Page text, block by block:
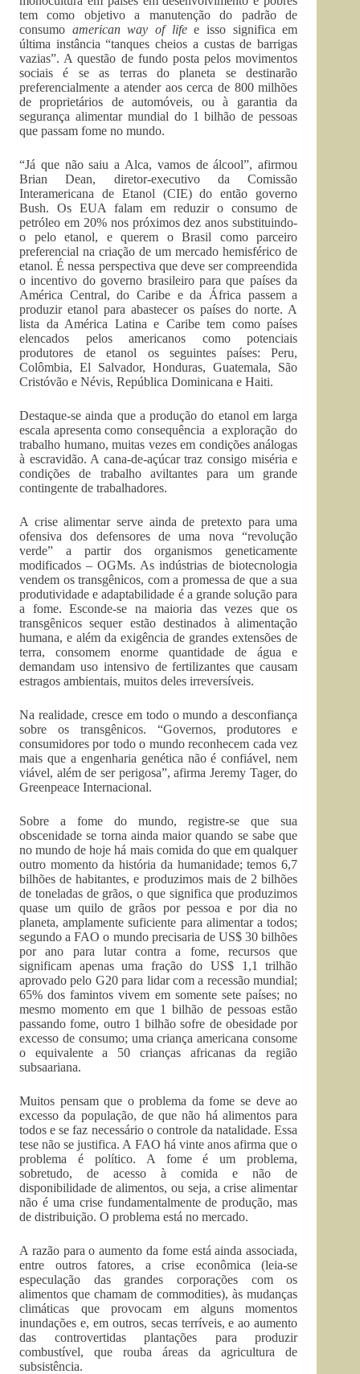
tem como objetivo a manutenção do padrão de
consumo american way of lifee isso significa em
última instância “tanques cheios a custas de barrigas
vazias”. A questão de fundo posta pelos movimentos
sociais é se as terras do planeta se destinarão
preferencialmente a atender aos cerca de 800 milhões
de proprietários de automóveis, ou à garantia da
segurança alimentar mundial do 1 bilhão de pessoas
que passam fome no mundo.
“Já que não saiu a Alca, vamos de álcool”, afirmou
Brian Dean, diretor-executivo da Comissão
Interamericana de Etanol (CIE) do então governo
Bush. Os EUA falam em reduzir o consumo de
petróleo em 20% nos próximos dez anos substituindo-
o pelo etanol, e querem o Brasil como parceiro
preferencial na criação de um mercado hemisférico de
etanol. É nessa perspectiva que deve ser compreendida
o incentivo do governo brasileiro para que países da
América Central, do Caribe e da África passem a
produzir etanol para abastecer os países do norte. A
lista da América Latina e Caribe tem como países
elencados pelos americanos como potenciais
produtores de etanol os seguintes países: Peru,
Colômbia, El Salvador, Honduras, Guatemala, São
Cristóvão e Névis, República Dominicana e Haiti.
Destaque-se ainda que a produção do etanol em larga
escala apresenta como consequência a exploração do
trabalho humano, muitas vezes em condições análogas
à escravidão. A cana-de-açúcar traz consigo miséria e
condições de trabalho aviltantes para um grande
contingente de trabalhadores.
A crise alimentar serve ainda de pretexto para uma
ofensiva dos defensores de uma nova “revolução
verde” a partir dos organismos geneticamente
modificados – OGMs. As indústrias de biotecnologia
vendem os transgênicos, com a promessa de que a sua
produtividade e adaptabilidade é a grande solução para
a fome. Esconde-se na maioria das vezes que os
transgênicos sequer estão destinados à alimentação
humana, e além da exigência de grandes extensões de
terra, consomem enorme quantidade de água e
demandam uso intensivo de fertilizantes que causam
estragos ambientais, muitos deles irreversíveis.
Na realidade, cresce em todo o mundo a desconfiança
sobre os transgênicos. “Governos, produtores e
consumidores por todo o mundo reconhecem cada vez
mais que a engenharia genética não é confiável, nem
viável, além de ser perigosa”, afirma Jeremy Tager, do
Greenpeace Internacional.
Sobre a fome do mundo, registre-se que sua
obscenidade se torna ainda maior quando se sabe que
no mundo de hoje há mais comida do que em qualquer
outro momento da história da humanidade; temos 6,7
bilhões de habitantes, e produzimos mais de 2 bilhões
de toneladas de grãos, o que significa que produzimos
quase um quilo de grãos por pessoa e por dia no
planeta, amplamente suficiente para alimentar a todos;
segundo a FAO o mundo precisaria de US$ 30 bilhões
por ano para lutar contra a fome, recursos que
significam apenas uma fração do US$ 1,1 trilhão
aprovado pelo G20 para lidar com a recessão mundial;
65% dos famintos vivem em somente sete países; no
mesmo momento em que 1 bilhão de pessoas estão
passando fome, outro 1 bilhão sofre de obesidade por
excesso de consumo; uma criança americana consome
o equivalente a 50 crianças africanas da região
subsaariana.
Muitos pensam que o problema da fome se deve ao
excesso da população, de que não há alimentos para
todos e se faz necessário o controle da natalidade. Essa
tese não se justifica. A FAO há vinte anos afirma que o
problema é político. A fome é um problema,
sobretudo, de acesso à comida e não de
disponibilidade de alimentos, ou seja, a crise alimentar
não é uma crise fundamentalmente de produção, mas
de distribuição. O problema está no mercado.
A razão para o aumento da fome está ainda associada,
entre outros fatores, a crise econômica (leia-se
especulação das grandes corporações com os
alimentos que chamam de commodities), às mudanças
climáticas que provocam em alguns momentos
inundações e, em outros, secas terríveis, e ao aumento
das controvertidas plantações para produzir
combustível, que rouba áreas da agricultura de
subsistência.